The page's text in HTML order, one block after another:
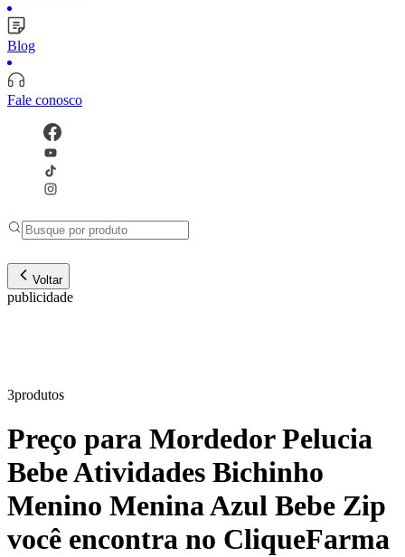
Blog
Fale conosco
Voltar
publicidade
3produtos
Preço para Mordedor Pelucia
Bebe Atividades Bichinho
Menino Menina Azul Bebe Zip
você encontra no CliqueFarma